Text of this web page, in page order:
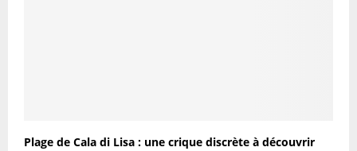
Plage de Cala di Lisa : une crique discrète à découvrir